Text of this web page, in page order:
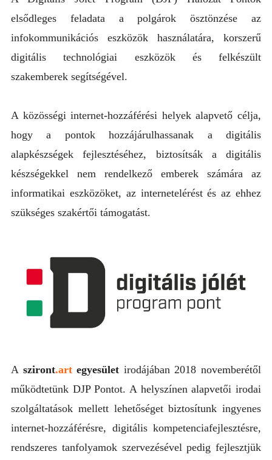
KÖZZÉTÉTEL
TÁMOGATÁS
KAPCSOLAT
elsődleges feladata a polgárok ösztönzése az
infokommunikációs eszközök használatára, korszerű
digitális technológiai eszközök és felkészült
szakemberek segítségével.
A közösségi internet-hozzáférési helyek alapvető célja,
hogy a pontok hozzájárulhassanak a digitális
alapkészségek fejlesztéséhez, biztosítsák a digitális
készségekkel nem rendelkező emberek számára az
informatikai eszközöket, az internetelérést és az ehhez
szükséges szakértői támogatást.
A sziront.artegyesület irodájában 2018 novemberétől
működtetünk DJP Pontot. A helyszínen alapvetői irodai
szolgáltatások mellett lehetőséget biztosítunk ingyenes
internet-hozzáférésre, digitális kompetenciafejlesztésre,
rendszeres tanfolyamok szervezésével pedig fejlesztjük